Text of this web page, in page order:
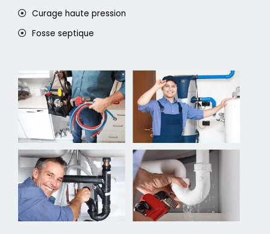
Curage haute pression
Fosse septique